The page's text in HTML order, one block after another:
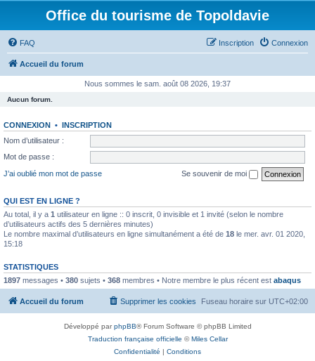
Office du tourisme de Topoldavie
FAQ Connexion
Inscription
Accueil du forum
Nous sommes le sam. août 08 2026, 19:37
Aucun forum.
CONNEXION • INSCRIPTION
Nom d’utilisateur :
Mot de passe :
J’ai oublié mon mot de passe
Se souvenir de moi
QUI EST EN LIGNE ?
Au total, il y a 1 utilisateur en ligne :: 0 inscrit, 0 invisible et 1 invité (selon le nombre
d’utilisateurs actifs des 5 dernières minutes)
Le nombre maximal d’utilisateurs en ligne simultanément a été de 18 le mer. avr. 01 2020,
15:18
STATISTIQUES
1897 messages • 380 sujets • 368 membres • Notre membre le plus récent est abaqus
Accueil du forum Fuseau horaire sur UTC+02:00
Supprimer les cookies
Développé parphpBB® Forum Software © phpBB Limited
Traduction française officielle ©Miles Cellar
Confidentialité | Conditions